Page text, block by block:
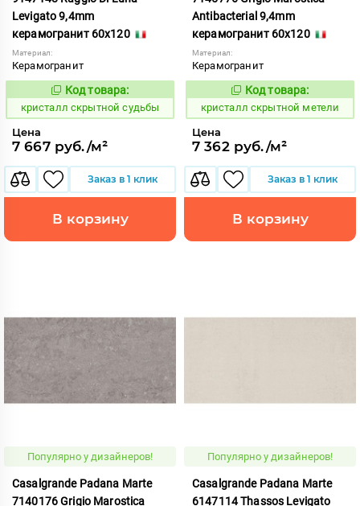
Levigato 9,4mm
керамогранит 60x120
Материал:
Керамогранит
823849
Код товара:
кристалл скрытной судьбы
Цена
7 667 руб./м²
Заказ в 1 клик
В корзину
Antibacterial 9,4mm
керамогранит 60x120
Материал:
Керамогранит
823800
Код товара:
кристалл скрытной метели
Цена
7 362 руб./м²
Заказ в 1 клик
В корзину
Популярно у дизайнеров!
Casalgrande Padana Marte
7140176 Grigio Marostica
Популярно у дизайнеров!
Casalgrande Padana Marte
6147114 Thassos Levigato